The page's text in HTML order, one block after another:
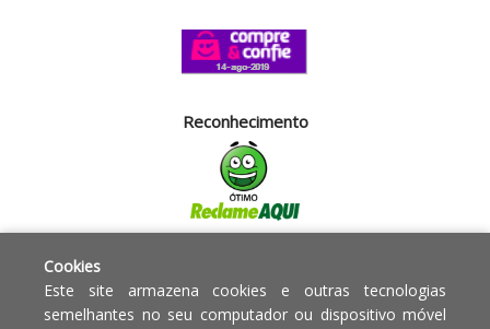
Reconhecimento
Powered by:
Cookies
Este site armazena cookies e outras tecnologias
semelhantes no seu computador ou dispositivo móvel